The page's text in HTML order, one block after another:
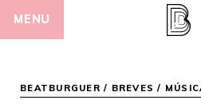
MENU
BEATBURGUER / BREVES /